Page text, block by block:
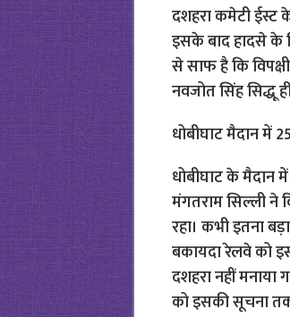
दशहरा कमेटी ईस्ट
इसके बाद हादसे के
से साफ है कि
नवजोत सिंह सिद्धू
धोबीघाट मैदान में
धोबीघाट के मैदान
मंगतराम सिल्ली ने
रहा। कभी इतना
बकायदा रेलवे को
दशहरा नहीं
को इसकी सूचना तक